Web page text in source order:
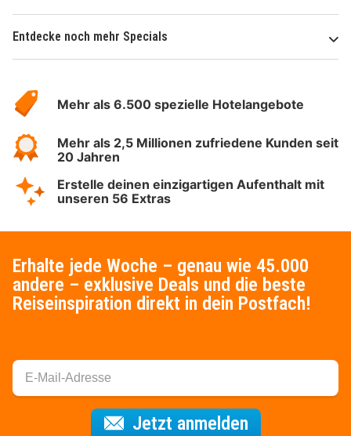
Entdecke noch mehr Specials
Hotelspecials
Mehr als 6.500 spezielle Hotelangebote
Mehr als 2,5 Millionen zufriedene Kunden seit
20 Jahren
Erstelle deinen einzigartigen Aufenthalt mit
unseren 56 Extras
Erhalte jede Woche – genau wie 45.000
andere – exklusive Deals und die beste
Reiseinspiration direkt in dein Postfach!
Jetzt anmeldenFür den